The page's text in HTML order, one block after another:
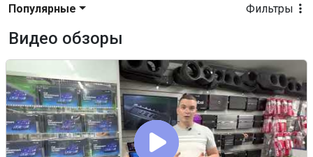
Фильтры
Популярные
Видео обзоры